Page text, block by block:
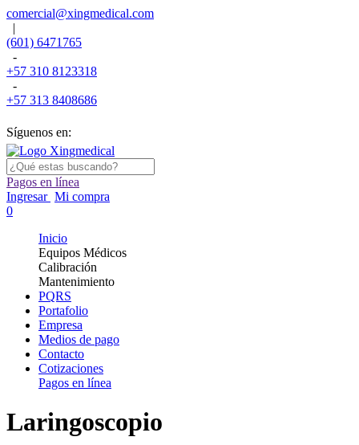
comercial@xingmedical.com
|
(601) 6471765
-
+57 310 8123318
-
+57 313 8408686
Síguenos en:
Pagos en línea
Ingresar Mi compra
0
Inicio
Equipos Médicos
Calibración
Mantenimiento
PQRS
Portafolio
Empresa
Medios de pago
Contacto
Cotizaciones
Pagos en línea
Laringoscopio